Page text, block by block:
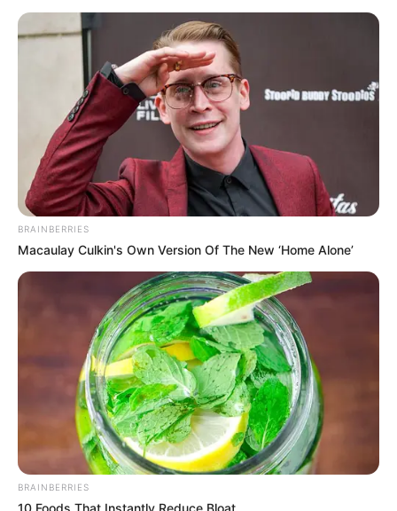
BRAINBERRIES
Macaulay Culkin's Own Version Of The New ‘Home Alone’
BRAINBERRIES